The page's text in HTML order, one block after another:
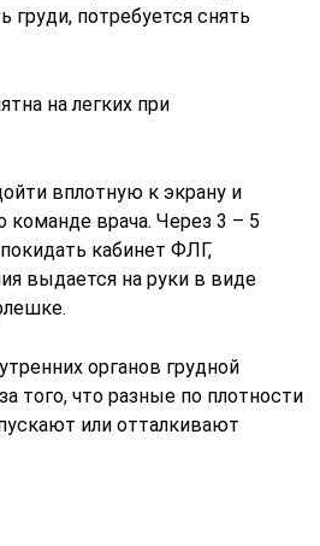
потребуется снять
на легких при
вплотную к экрану и
команде врача. Через 3 – 5
кабинет ФЛГ,
выдается на руки в виде
органов грудной
того, что разные по плотности
или отталкивают